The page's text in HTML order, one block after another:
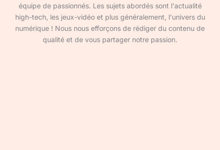
équipe de passionnés. Les sujets abordés sont l'actualité
high-tech, les jeux-vidéo et plus généralement, l'univers du
numérique ! Nous nous efforçons de rédiger du contenu de
qualité et de vous partager notre passion.